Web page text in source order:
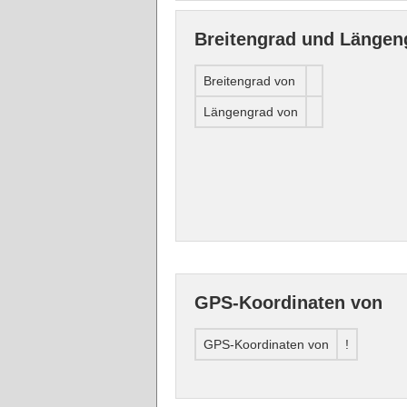
Breitengrad und
Breitengrad von
Längengrad von
GPS-Koordinaten von
GPS-Koordinaten von !